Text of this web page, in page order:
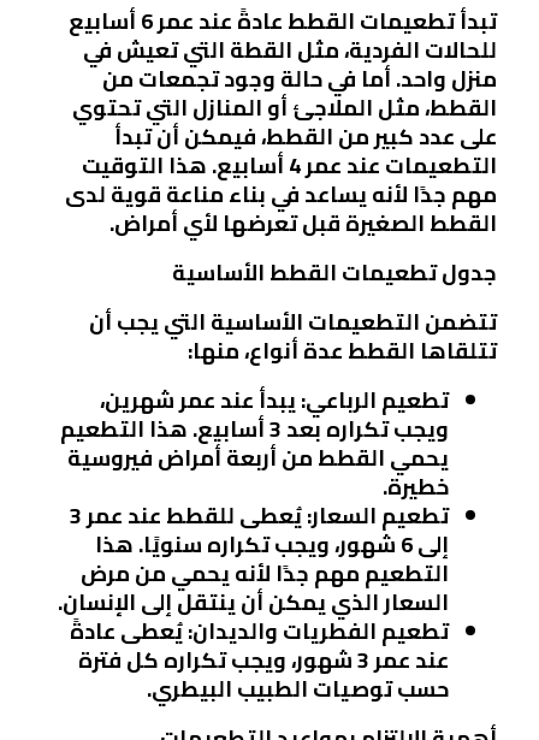
تبدأ تطعيمات القطط عادةً عند عمر 6 أسابيع
للحالات الفردية، مثل القطة التي تعيش في
منزل واحد. أما في حالة وجود تجمعات من
القطط، مثل الملاجئ أو المنازل التي تحتوي
على عدد كبير من القطط، فيمكن أن تبدأ
التطعيمات عند عمر 4 أسابيع. هذا التوقيت
مهم جدًا لأنه يساعد في بناء مناعة قوية لدى
القطط الصغيرة قبل تعرضها لأي أمراض.
جدول تطعيمات القطط الأساسية
تتضمن التطعيمات الأساسية التي يجب أن
تتلقاها القطط عدة أنواع، منها:
تطعيم الرباعي: يبدأ عند عمر شهرين،
ويجب تكراره بعد 3 أسابيع. هذا التطعيم
يحمي القطط من أربعة أمراض فيروسية
خطيرة.
تطعيم السعار : يُعطى للقطط عند عمر 3
إلى 6 شهور، ويجب تكراره سنويًا. هذا
التطعيم مهم جدًا لأنه يحمي من مرض
السعار الذي يمكن أن ينتقل إلى الإنسان.
تطعيم الفطريات والديدان: يُعطى عادةً
عند عمر 3 شهور، ويجب تكراره كل فترة
حسب توصيات الطبيب البيطري.